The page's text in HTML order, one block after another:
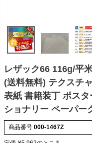
レザック66 116g/平
(送料無料) テクスチ
表紙 書籍装丁 ポス
ショナリー ペーパー
商品番号 000-1467Z